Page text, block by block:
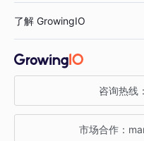
汽车行业
金融行业
智能运营
获客分析
增长公开课
增长博客
了解 GrowingIO
关于 GrowingIO
增长大会
咨询热线：
市场合作：